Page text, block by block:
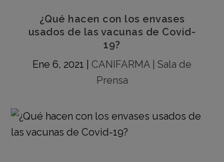
¿Qué hacen con los envases
usados de las vacunas de Covid-
19?
Ene 6, 2021
CANIFARMA | Sala de
Prensa